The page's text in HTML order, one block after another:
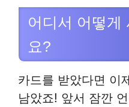
어디서 어떻게
요?
카드를 받았다면 이
남았죠! 앞서 잠깐